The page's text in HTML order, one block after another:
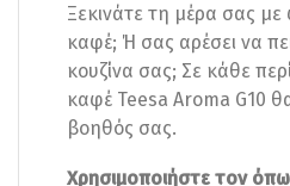
Ξεκινάτε τη μέρα σας
καφέ; Ή σας αρέσει να
κουζίνα σας; Σε κάθε
καφέ Teesa Aroma G10
βοηθός σας.
Χρησιμοποιήστε τον